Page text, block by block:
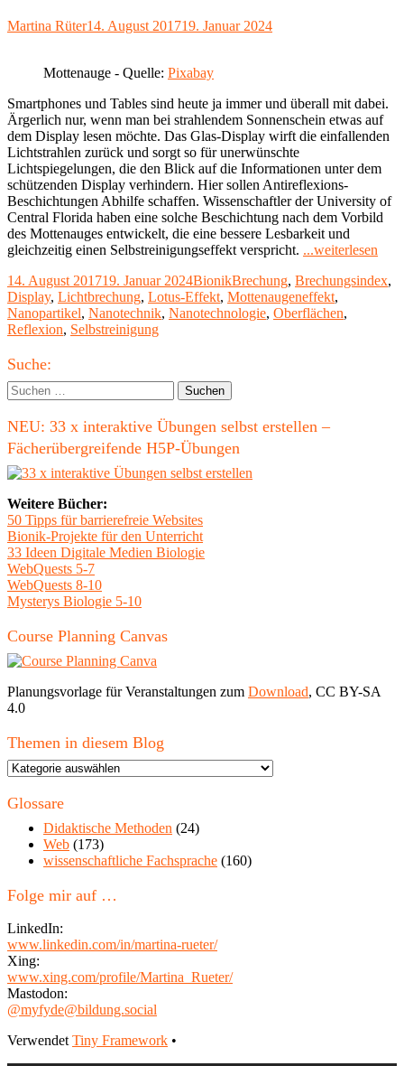
Autor
Martina RüterVeröffentlicht
14. August 201719. Januar 2024
Mottenauge - Quelle: Pixabay
Smartphones und Tables sind heute ja immer und überall mit dabei.
Ärgerlich nur, wenn man bei strahlendem Sonnenschein etwas auf
dem Display lesen möchte. Das Glas-Display wirft die einfallenden
Lichtstrahlen zurück und sorgt so für unerwünschte
Lichtspiegelungen, die den Blick auf die Informationen unter dem
schützenden Display verhindern. Hier sollen Antireflexions-
Beschichtungen Abhilfe schaffen. Wissenschaftler der University of
Central Florida haben eine solche Beschichtung nach dem Vorbild
des Mottenauges entwickelt, die eine bessere Lesbarkeit und
gleichzeitig einen Selbstreinigungseffekt verspricht. ...weiterlesen
Veröffentlicht
am
14. August 201719. Januar 2024Kategorien
BionikSchlagwörter
Brechung, Brechungsindex,
Display, Lichtbrechung, Lotus-Effekt, Mottenaugeneffekt,
Nanopartikel, Nanotechnik, Nanotechnologie, Oberflächen,
Reflexion, Selbstreinigung
Haupt-
Seitenleiste
Suche:
Suchen
nach:
NEU: 33 x interaktive Übungen selbst erstellen –
Fächerübergreifende H5P-Übungen
Weitere Bücher:
50 Tipps für barrierefreie Websites
Bionik-Projekte für den Unterricht
33 Ideen Digitale Medien Biologie
WebQuests 5-7
WebQuests 8-10
Mysterys Biologie 5-10
Course Planning Canvas
Planungsvorlage für Veranstaltungen zum Download, CC BY-SA
4.0
Themen in diesem Blog
Themen
diesem
Glossare
Didaktische Methoden (24)
Web (173)
wissenschaftliche Fachsprache (160)
Folge mir auf …
LinkedIn:
www.linkedin.com/in/martina-rueter/
Xing:
www.xing.com/profile/Martina_Rueter/
Mastodon:
@myfyde@bildung.social
Footer
Verwendet Tiny Framework •